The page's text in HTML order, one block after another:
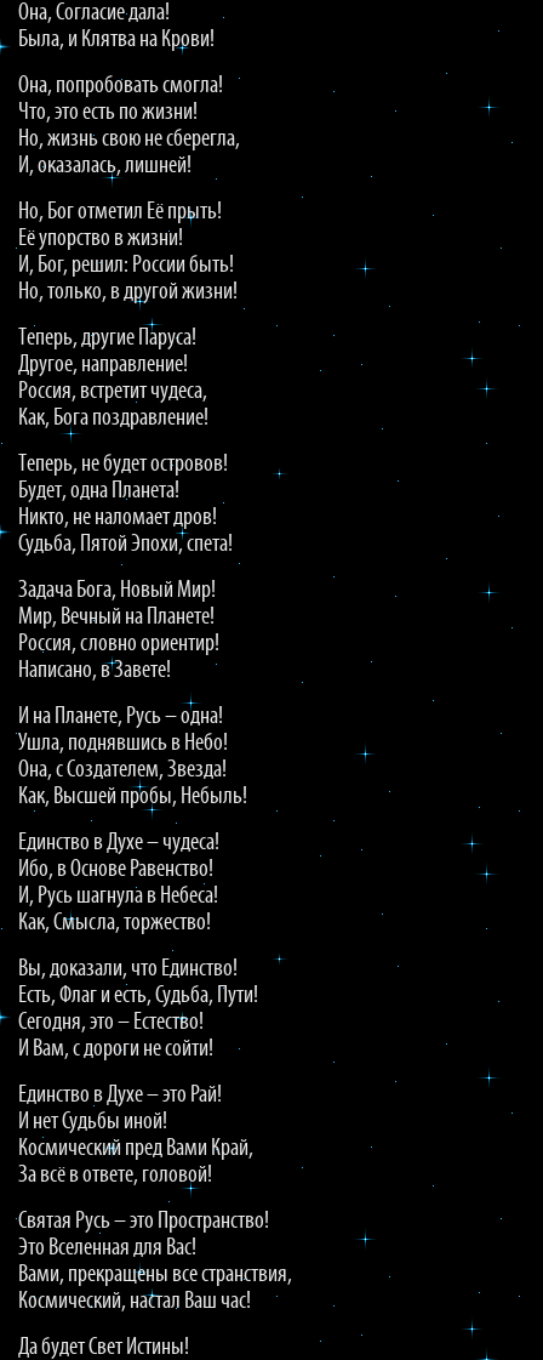
Она, Согласие дала!
Была, и Клятва на Крови!
Она, попробовать смогла!
Что, это есть по жизни!
Но, жизнь свою не сберегла,
И, оказалась, лишней!
Но, Бог отметил Её прыть!
Её упорство в жизни!
И, Бог, решил: России быть!
Но, только, в другой жизни!
Теперь, другие Паруса!
Другое, направление!
Россия, встретит чудеса,
Как, Бога поздравление!
Теперь, не будет островов!
Будет, одна Планета!
Никто, не наломает дров!
Судьба, Пятой Эпохи, спета!
Задача Бога, Новый Мир!
Мир, Вечный на Планете!
Россия, словно ориентир!
Написано, в Завете!
И на Планете, Русь – одна!
Ушла, поднявшись в Небо!
Она, с Создателем, Звезда!
Как, Высшей пробы, Небыль!
Единство в Духе – чудеса!
Ибо, в Основе Равенство!
И, Русь шагнула в Небеса!
Как, Смысла, торжество!
Вы, доказали, что Единство!
Есть, Флаг и есть, Судьба, Пути!
Сегодня, это – Естество!
И Вам, с дороги не сойти!
Единство в Духе – это Рай!
И нет Судьбы иной!
Космический пред Вами Край,
За всё в ответе, головой!
Святая Русь – это Пространство!
Это Вселенная для Вас!
Вами, прекращены все странствия,
Космический, настал Ваш час!
Да будет Свет Истины!